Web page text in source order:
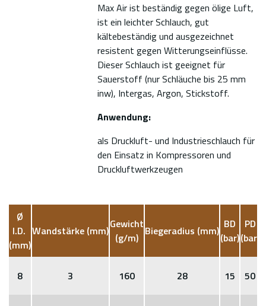
Max Air ist beständig gegen ölige Luft,
ist ein leichter Schlauch, gut
kältebeständig und ausgezeichnet
resistent gegen Witterungseinflüsse.
Dieser Schlauch ist geeignet für
Sauerstoff (nur Schläuche bis 25 mm
inw), Intergas, Argon, Stickstoff.
Anwendung:
als Druckluft- und Industrieschlauch für
den Einsatz in Kompressoren und
Druckluftwerkzeugen
Ø
I.D.
(mm)
Wandstärke (mm)Gewicht
(g/m) Biegeradius (mm) BD
(bar)
PD
(bar)
8 3 160 28 15 50